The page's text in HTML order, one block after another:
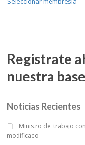
Registrate
nuestra
Noticias Recientes
Ministro del trabajo
modificado